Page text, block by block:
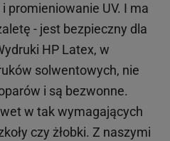
promieniowanie UV. I ma
- jest bezpieczny dla
HP Latex, w
solwentowych, nie
i są bezwonne.
w tak wymagających
czy żłobki. Z naszymi